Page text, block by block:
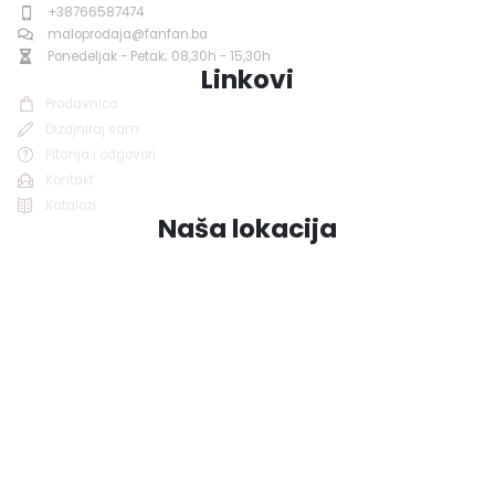
+38766587474
maloprodaja@fanfan.ba
Ponedeljak - Petak; 08,30h - 15,30h
Linkovi
Prodavnica
Dizajniraj sam
Pitanja i odgovori
Kontakt
Katalozi
Naša lokacija